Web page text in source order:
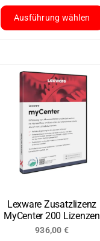
werden
Ausführung wählen
weist
mehrere
Varianten
Optionen
können
der
Produktseite
Lexware Zusatzlizenz
MyCenter 200 Lizenzen
936,00 €